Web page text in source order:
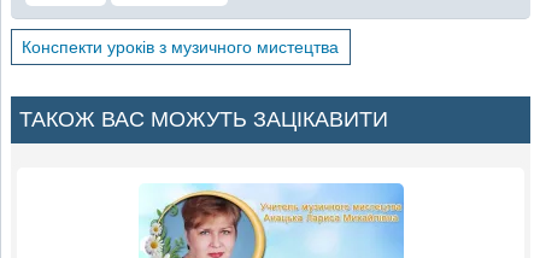
Конспекти уроків з музичного мистецтва
ТАКОЖ ВАС МОЖУТЬ ЗАЦІКАВИТИ